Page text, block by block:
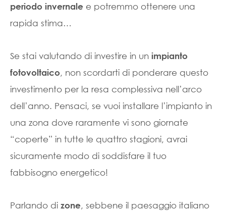
periodo invernale e potremmo ottenere una
rapida stima…
Se stai valutando di investire in un impianto
fotovoltaico, non scordarti di ponderare questo
investimento per la resa complessiva nell’arco
dell’anno. Pensaci, se vuoi installare l’impianto in
una zona dove raramente vi sono giornate
“coperte” in tutte le quattro stagioni, avrai
sicuramente modo di soddisfare il tuo
fabbisogno energetico!
Parlando di zone, sebbene il paesaggio italiano